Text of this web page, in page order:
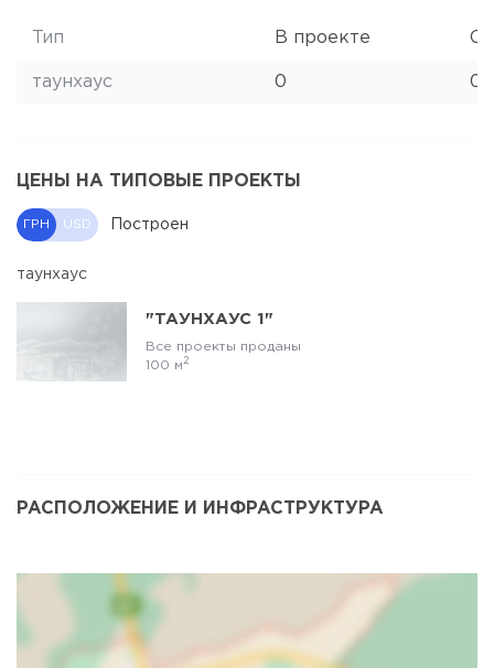
Тип В проекте
таунхаус 0 0
ЦЕНЫ НА ТИПОВЫЕ ПРОЕКТЫ
ГРН USD Построен
таунхаус
"ТАУНХАУС 1"
Все проекты проданы
100 м 2
РАСПОЛОЖЕНИЕ И ИНФРАСТРУКТУРА